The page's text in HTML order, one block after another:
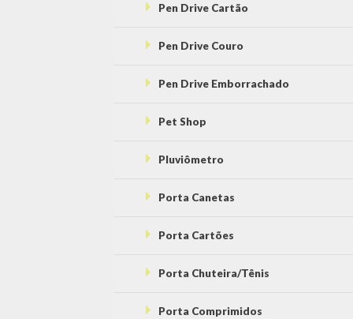
Pen Drive Cartão
Pen Drive Couro
Pen Drive Emborrachado
Pet Shop
Pluviômetro
Porta Canetas
Porta Cartões
Porta Chuteira/Tênis
Porta Comprimidos